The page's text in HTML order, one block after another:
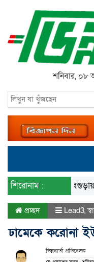
শনিবার, ০৮
শিরোনাম : বগুড়ায়
প্রচ্ছদ Lead3,
ঢামেকে করোনা
ভিন্নবার্তা প্রতিবেদক